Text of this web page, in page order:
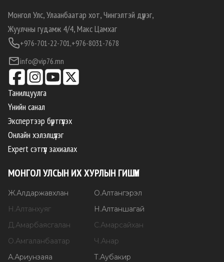
Монгол Улс, Улаанбаатар хот, Чингэлтэй дүүрэг,
Жуулчны гудамж 4/4, Макс Цамхаг
+976-701-22-701,+976-8031-7678
info@vip76.mn
Танилцуулга
Үнийн санал
Экспертээр бүртгүүлэх
Онлайн хэлэлцүүлэг
Expert сэтгүүл захиалах
МОНГОЛ УЛСЫН ИХ ХУРЛЫН ГИШҮҮН
Ж.Алдаржавхлан О.Алтангэрэл
Н.Алтанхуяг Н.Алтаншагай
Д.Амарбаясгалан С.Амарсайхан
О.Амгаланбаатар Ч.Анар
А.Ариунзаяа Т.Аубакир